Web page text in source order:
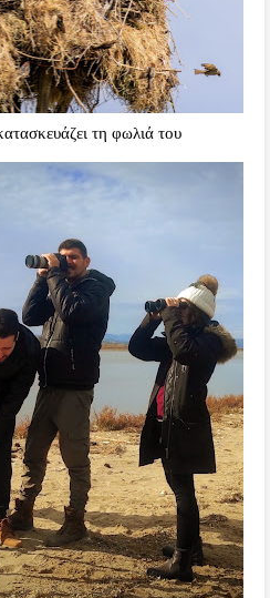
τη φωλιά του